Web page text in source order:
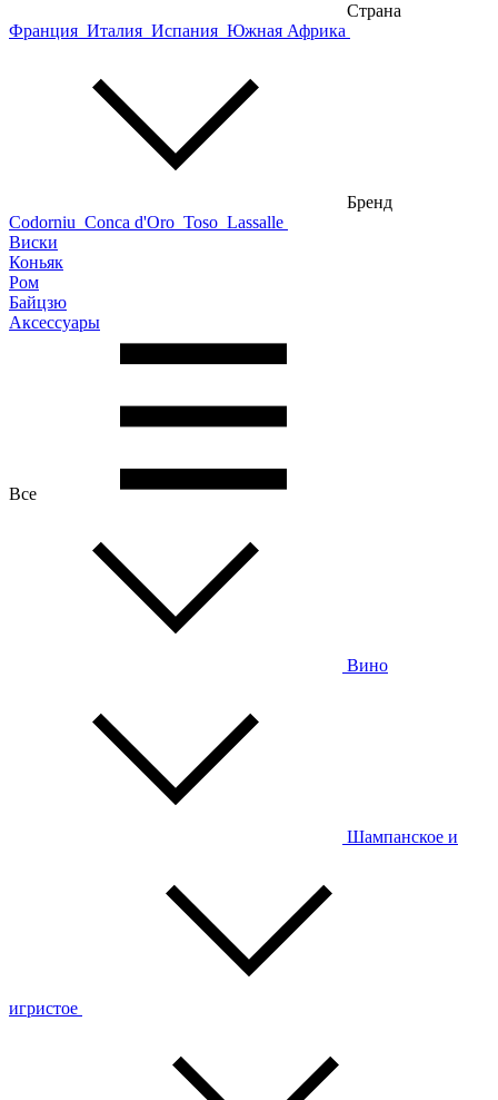
Страна
Франция Италия Испания Южная Африка
Бренд
Codorniu Conca d'Oro Toso Lassalle
Виски
Коньяк
Ром
Байцзю
Аксессуары
Все
Вино
Шампанское и
игристое